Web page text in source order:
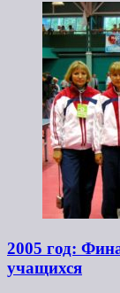
2005 год:
учащихся